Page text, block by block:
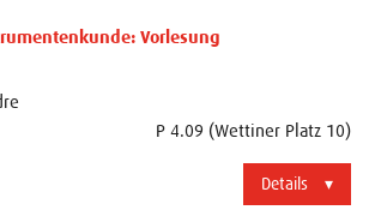
Vorlesung
P 4.09 (Wettiner Platz 10)
Details